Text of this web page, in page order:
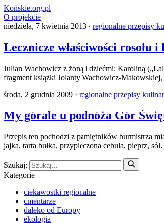
Końskie.org.pl
O projekcie
niedziela, 7 kwietnia 2013 · regionalne przepisy
Lecznicze właściwości rosołu
Julian Wachowicz z żoną i dziećmi: Karoliną
fragment książki Jolanty Wachowicz-
środa, 2 grudnia 2009 · regionalne przepisy
My górale u podnóża Gór
Przepis ten pochodzi z pamiętników burmistrza
jajka, tarta bułka, przypieczona cebula, pieprz, sól.
Szukaj:
Kategorie
ciekawostki regionalne
cmentarze
daleko od Europy
ekologia